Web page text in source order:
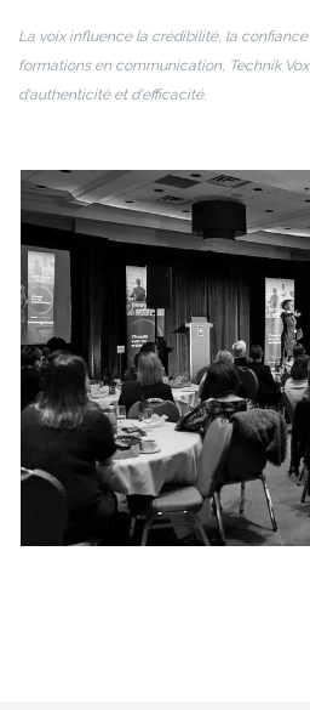
La voix influence la crédibilité, la
formations en communication, Technik
d'authenticité et d'efficacité.